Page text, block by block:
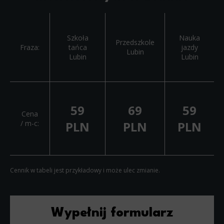
Fraza:
Szkoła
tańca
Lubin
Przedszkole
Lubin
Nauka
jazdy
Lubin
Cena
/ m-c:
59
PLN
69
PLN
59
PLN
Cennik w tabeli jest przykładowy i może ulec zmianie.
Wypełnij formularz